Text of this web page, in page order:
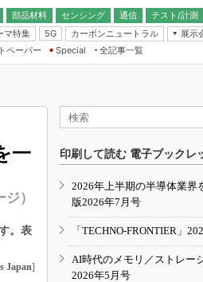
部品材料 センシング
通信
テスト/計測
マ特集
5G カーボンニュートラル
展示
IoT・エッジコンピューティング
EXPO
TECHNO-FRONTIER
人とくるま展
ペーパー
Special
全記事一覧
一
ジ）
。表
Japan]
印刷して読む 電子ブックレ
2026年上半期の半導体業
版2026年7月号
「TECHNO-FRONTIER」
AI時代のメモリ／ストレ
2026年5月号